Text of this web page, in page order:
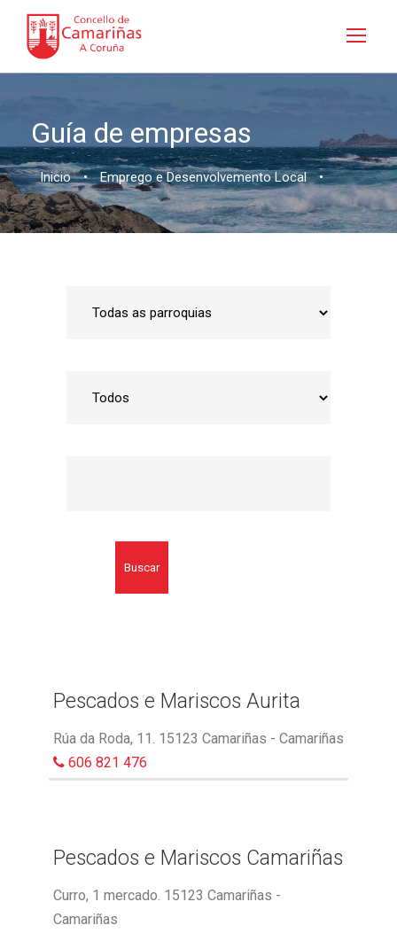
Guía de empresas
Inicio • Emprego e Desenvolvemento Local •
Buscar
Pescados e Mariscos Aurita
Rúa da Roda, 11. 15123 Camariñas - Camariñas
606 821 476
Pescados e Mariscos Camariñas
Curro, 1 mercado. 15123 Camariñas -
Camariñas